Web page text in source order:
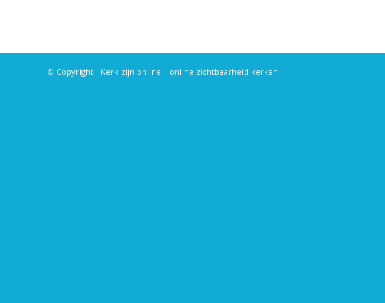
© Copyright - Kerk-zijn online – online zichtbaarheid kerken